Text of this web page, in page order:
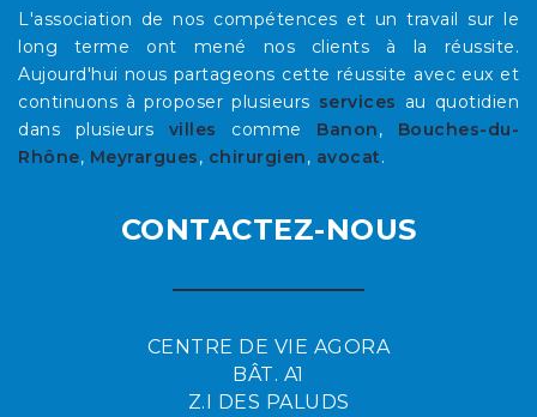
L'association de nos compétences et un travail sur le
long terme ont mené nos clients à la réussite.
Aujourd'hui nous partageons cette réussite avec eux et
continuons à proposer plusieurs services au quotidien
dans plusieurs villes comme Banon, Bouches-du-
Rhône, Meyrargues, chirurgien, avocat.
CONTACTEZ-NOUS
CENTRE DE VIE AGORA
BÂT. A1
Z.I DES PALUDS